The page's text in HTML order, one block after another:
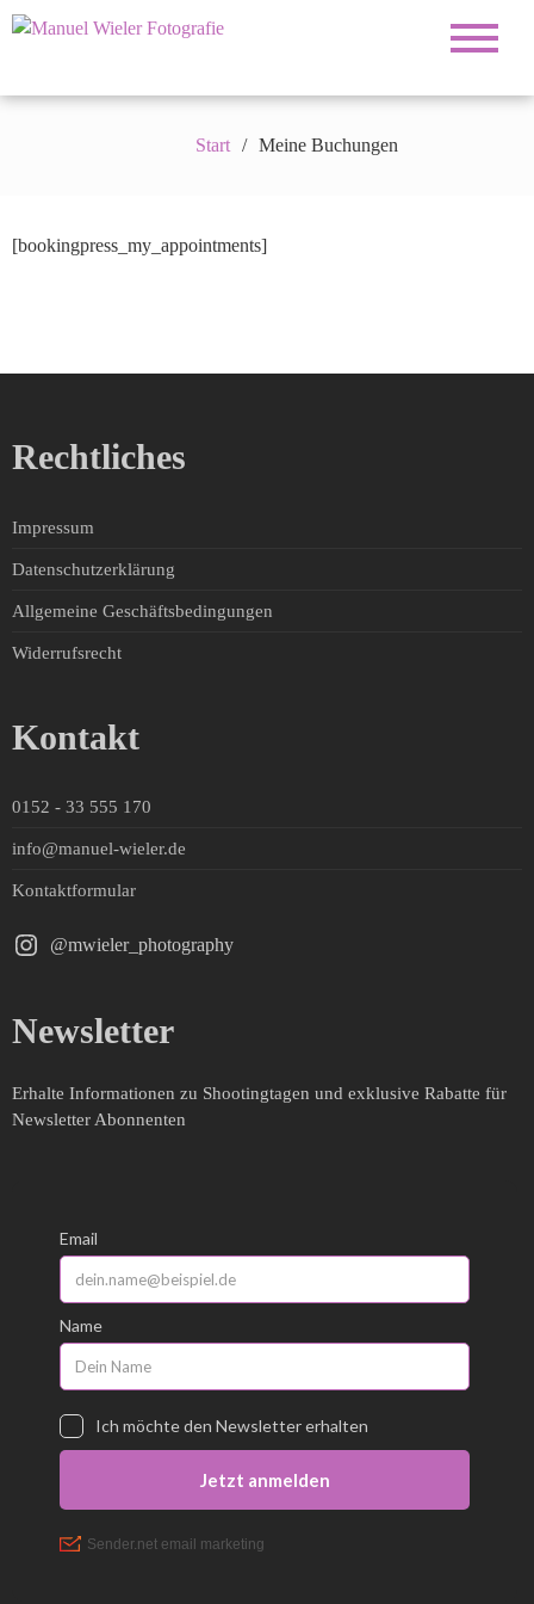
Fotografie
Fotograf für Hochzeiten, Familie, Portrait und
Start Meine Buchungen
[bookingpress_my_appointments]
Rechtliches
Impressum
Datenschutzerklärung
Allgemeine Geschäftsbedingungen
Widerrufsrecht
Kontakt
0152 - 33 555 170
info@manuel-wieler.de
Kontaktformular
@mwieler_photography
Newsletter
Erhalte Informationen zu Shootingtagen und exklusive Rabatte für
Newsletter Abonnenten